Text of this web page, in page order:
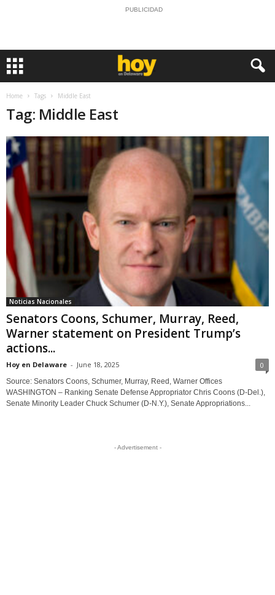
PUBLICIDAD
Home Tags Middle East
Tag: Middle East
Noticias Nacionales
Senators Coons, Schumer, Murray, Reed,
Warner statement on President Trump’s
actions...
Hoy en Delaware - June 18, 2025 0
Source: Senators Coons, Schumer, Murray, Reed, Warner Offices
WASHINGTON – Ranking Senate Defense Appropriator Chris Coons (D-Del.),
Senate Minority Leader Chuck Schumer (D-N.Y.), Senate Appropriations...
- Advertisement -